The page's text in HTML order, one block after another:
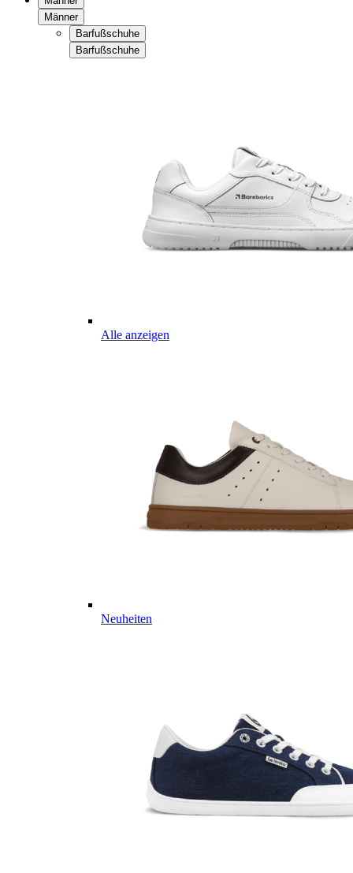
Männer
Barfußschuhe
Barfußschuhe
Alle anzeigen
Neuheiten